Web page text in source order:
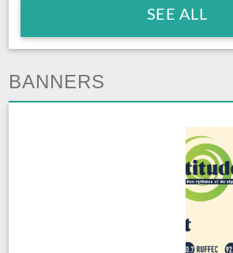
SEE ALL
BANNERS